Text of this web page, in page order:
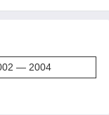
— 2004